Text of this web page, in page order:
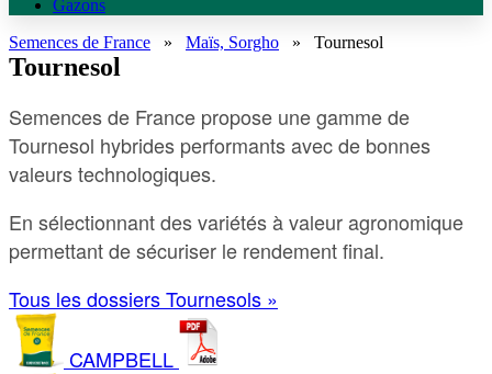
Gazons
Semences de France » Maïs, Sorgho » Tournesol
Tournesol
Semences de France propose une gamme de
Tournesol hybrides performants avec de bonnes
valeurs technologiques.
En sélectionnant des variétés à valeur agronomique
permettant de sécuriser le rendement final.
Tous les dossiers Tournesols »
CAMPBELL